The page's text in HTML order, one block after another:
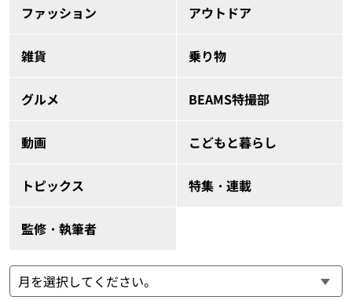
ファッション アウトドア
雑貨 乗り物
グルメ BEAMS特撮部
動画 こどもと暮らし
トピックス 特集・連載
監修・執筆者